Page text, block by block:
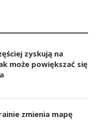
zyskują na
może powiększać się
zmienia mapę